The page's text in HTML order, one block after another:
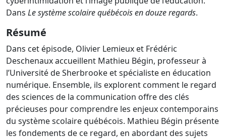
Dans Le système scolaire québécois en douze regards.
Résumé
Dans cet épisode, Olivier Lemieux et Frédéric
Deschenaux accueillent Mathieu Bégin, professeur à
l’Université de Sherbrooke et spécialiste en éducation
numérique. Ensemble, ils explorent comment le regard
des sciences de la communication offre des clés
précieuses pour comprendre les enjeux contemporains
du système scolaire québécois. Mathieu Bégin présente
les fondements de ce regard, en abordant des sujets